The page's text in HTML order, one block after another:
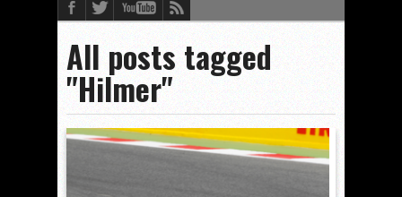
All posts tagged
"Hilmer"